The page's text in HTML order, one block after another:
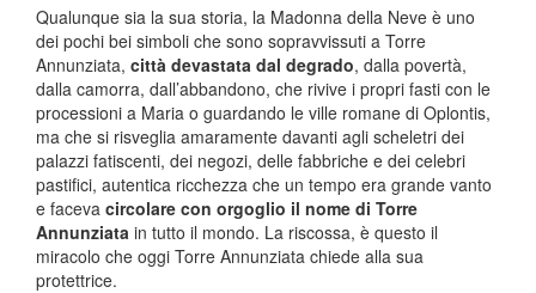
Qualunque sia la sua storia, la Madonna della Neve è uno
dei pochi bei simboli che sono sopravvissuti a Torre
Annunziata, città devastata dal degrado, dalla povertà,
dalla camorra, dall’abbandono, che rivive i propri fasti con le
processioni a Maria o guardando le ville romane di Oplontis,
ma che si risveglia amaramente davanti agli scheletri dei
palazzi fatiscenti, dei negozi, delle fabbriche e dei celebri
pastifici, autentica ricchezza che un tempo era grande vanto
e faceva circolare con orgoglio il nome di Torre
Annunziata in tutto il mondo. La riscossa, è questo il
miracolo che oggi Torre Annunziata chiede alla sua
protettrice.